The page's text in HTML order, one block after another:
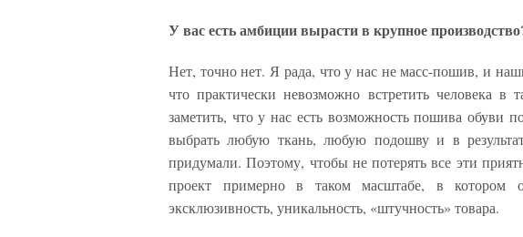
У вас есть амбиции вырасти в крупное
Нет, точно нет. Я рада, что у нас не масс-пошив, и
что практически невозможно встретить человека
заметить, что у нас есть возможность пошива обуви
выбрать любую ткань, любую подошву и в
придумали. Поэтому, чтобы не потерять все эти
проект примерно в таком масштабе, в котором
эксклюзивность, уникальность, «штучность» товара.